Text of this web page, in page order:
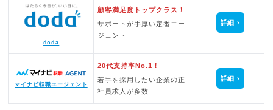
doda
顧客満足度トップクラス！
サポートが手厚い定番エー
ジェント
詳細
マイナビ転職エージェント
20代支持率No.1！
若手を採用したい企業の正
社員求人が多数
詳細